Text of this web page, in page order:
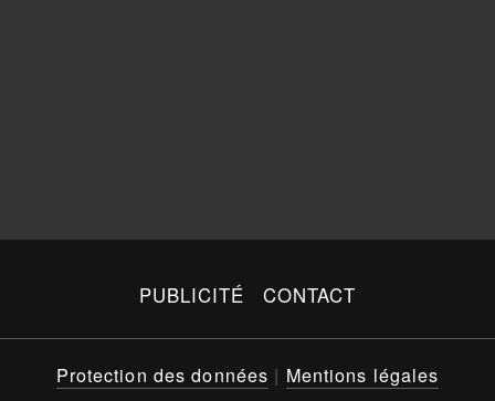
PUBLICITÉ CONTACT
Protection des données | Mentions légales